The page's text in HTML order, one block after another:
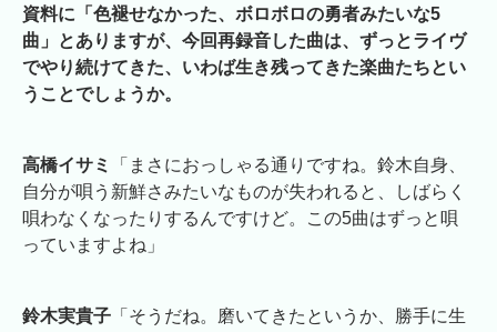
資料に「色褪せなかった、ボロボロの勇者みたいな5
曲」とありますが、今回再録音した曲は、ずっとライヴ
でやり続けてきた、いわば生き残ってきた楽曲たちとい
うことでしょうか。
高橋イサミ
「まさにおっしゃる通りですね。鈴木自身、
自分が唄う新鮮さみたいなものが失われると、しばらく
唄わなくなったりするんですけど。この5曲はずっと唄
っていますよね」
鈴木実貴子 「そうだね。磨いてきたというか、勝手に生